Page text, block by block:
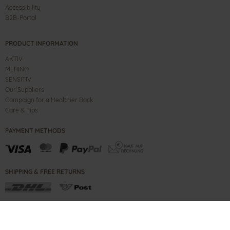
Accessibility
B2B-Portal
PRODUCT INFORMATION
AKTIV
MERINO
SENSITIV
Our Suppliers
Campaign for a Healthier Back
Care & Tips
PAYMENT METHODS
SHIPPING & FREE RETURNS